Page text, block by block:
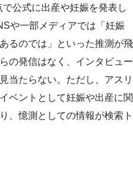
公式に出産や妊娠を発表し
や一部メディアでは「妊娠
るのでは」といった推測が飛
の発信はなく、インタビュー
当たらない。ただし、アスリ
ベントとして妊娠や出産に関
、憶測としての情報が検索ト